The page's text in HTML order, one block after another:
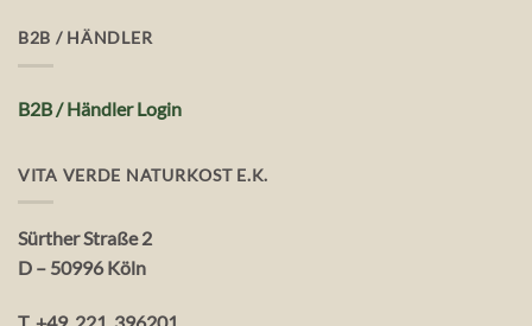
B2B / HÄNDLER
B2B / Händler Login
VITA VERDE NATURKOST E.K.
Sürther Straße 2
D – 50996 Köln